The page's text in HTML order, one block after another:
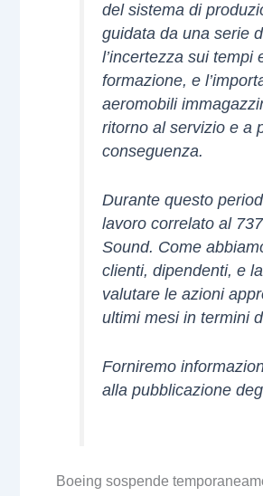
del sistema di
guidata da una serie
l’incertezza sui
formazione, e
aeromobili
ritorno al servizio e a
conseguenza.
Durante questo
lavoro correlato al
Sound. Come
clienti, dipendenti, e
valutare le azioni
ultimi mesi in termini
Forniremo
alla pubblicazione
Boeing sospende